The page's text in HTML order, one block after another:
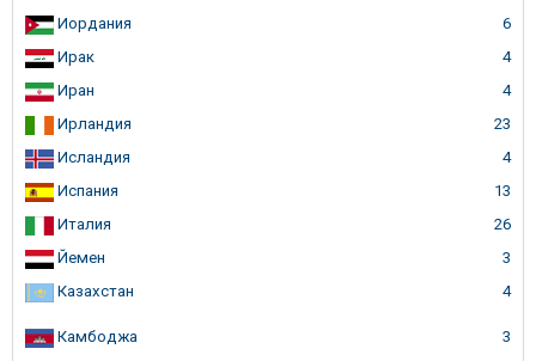
Иордания
6
Ирак
4
Иран
4
Ирландия
23
Исландия
4
Испания
13
Италия
26
Йемен
3
Казахстан
4
Камбоджа
3